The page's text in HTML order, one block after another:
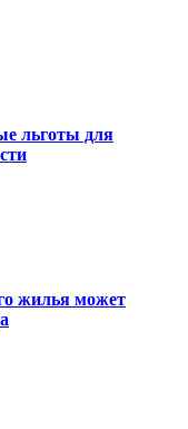
льготы для
жилья может